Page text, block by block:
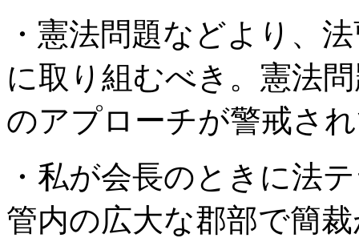
・憲法問題などより、
に取り組むべき。憲法
のアプローチが警戒さ
・私が会長のときに法
管内の広大な郡部で簡